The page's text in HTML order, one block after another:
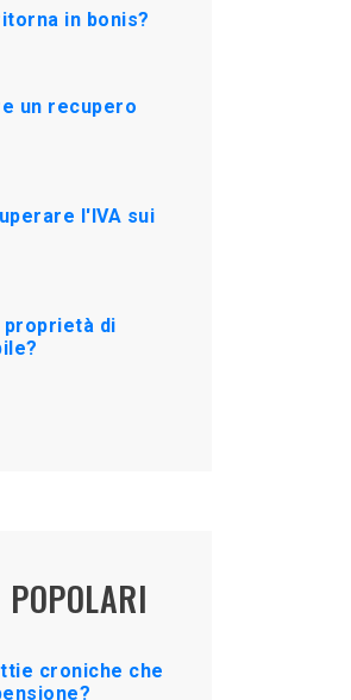
in bonis?
un recupero
l'IVA sui
proprietà di
croniche che